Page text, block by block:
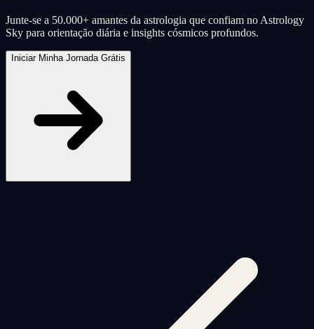
Junte-se a 50.000+ amantes da astrologia que confiam no Astrology
Sky para orientação diária e insights cósmicos profundos.
Iniciar Minha Jornada Grátis